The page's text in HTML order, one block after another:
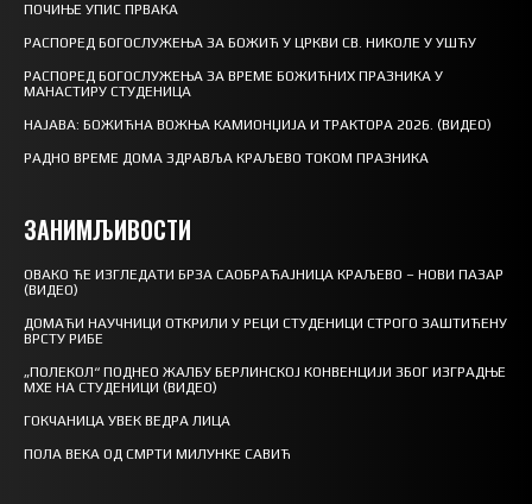
ПОЧИЊЕ УПИС ПРВАКА
РАСПОРЕД БОГОСЛУЖЕЊА ЗА БОЖИЋ У ЦРКВИ СВ. НИКОЛЕ У УШЋУ
РАСПОРЕД БОГОСЛУЖЕЊА ЗА ВРЕМЕ БОЖИЋНИХ ПРАЗНИКА У
МАНАСТИРУ СТУДЕНИЦА
НАЈАВА: БОЖИЋНА ВОЖЊА КАМИОНЏИЈА И ТРАКТОРА 2026. (ВИДЕО)
РАДНО ВРЕМЕ ДОМА ЗДРАВЉА КРАЉЕВО ТОКОМ ПРАЗНИКА
ЗАНИМЉИВОСТИ
ОВАКО ЋЕ ИЗГЛЕДАТИ БРЗА САОБРАЋАЈНИЦА КРАЉЕВО – НОВИ ПАЗАР
(ВИДЕО)
ДОМАЋИ НАУЧНИЦИ ОТКРИЛИ У РЕЦИ СТУДЕНИЦИ СТРОГО ЗАШТИЋЕНУ
ВРСТУ РИБЕ
„ПОЛЕКОЛ“ ПОДНЕО ЖАЛБУ БЕРЛИНСКОЈ КОНВЕНЦИЈИ ЗБОГ ИЗГРАДЊЕ
МХЕ НА СТУДЕНИЦИ (ВИДЕО)
ГОКЧАНИЦА УВЕК ВЕДРА ЛИЦА
ПОЛА ВЕКА ОД СМРТИ МИЛУНКЕ САВИЋ